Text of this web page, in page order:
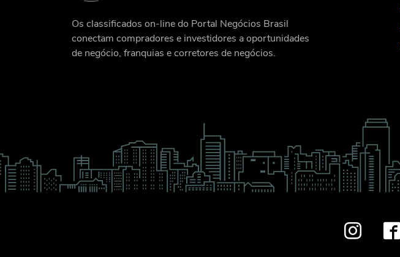
Os classificados on-line do Portal Negócios Brasil
conectam compradores e investidores a oportunidades
de negócio, franquias e corretores de negócios.